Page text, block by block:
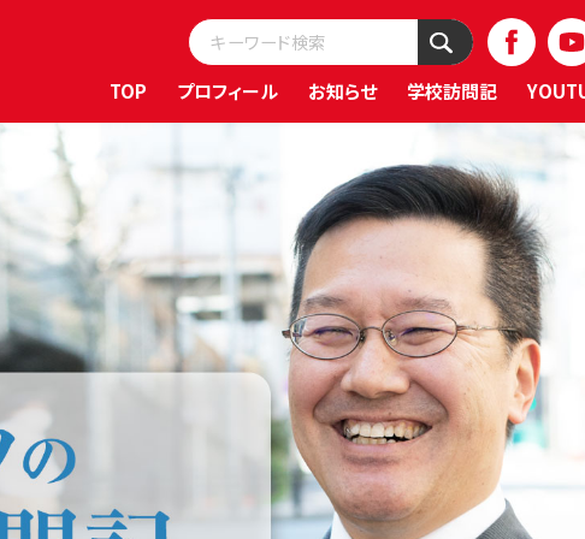
TOP プロフィール お知らせ 学校訪問記